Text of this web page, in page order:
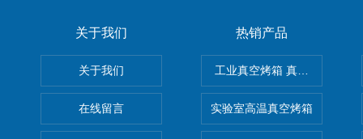
关于我们
关于我们
在线留言
热销产品
工业真空烤箱 真空烘箱
实验室高温真空烤箱